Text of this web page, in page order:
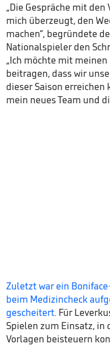
„Die Gespräche mit
mich überzeugt, den
machen“, begründete
Nationalspieler den
„Ich möchte mit
beitragen, dass wir
dieser Saison erreichen
mein neues Team und
Zuletzt war ein
beim Medizincheck
gescheitert. Für
Spielen zum Einsatz, in
Vorlagen beisteuern